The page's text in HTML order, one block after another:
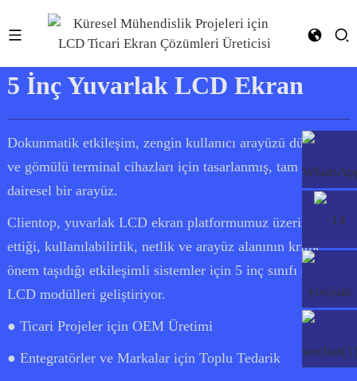
5 İnç Yuvarlak LCD Ekran
Dokunmatik etkileşim, zengin kullanıcı arayüzü düzenleri
ve gömülü terminal cihazları için tasarlanmış, tam özellikli
dairesel bir arayüz.
Clientop, yuvarlak LCD ekran platformumuz üzerine inşa
ettiği, kullanılabilirlik, netlik ve arayüz alanının kritik
önem taşıdığı etkileşimli sistemler için 5 inç sınıfı dairesel
LCD modülleri geliştiriyor.
● Ticari Projeler için OEM Üretimi
● Entegratörler ve Markalar için Toplu Tedarik